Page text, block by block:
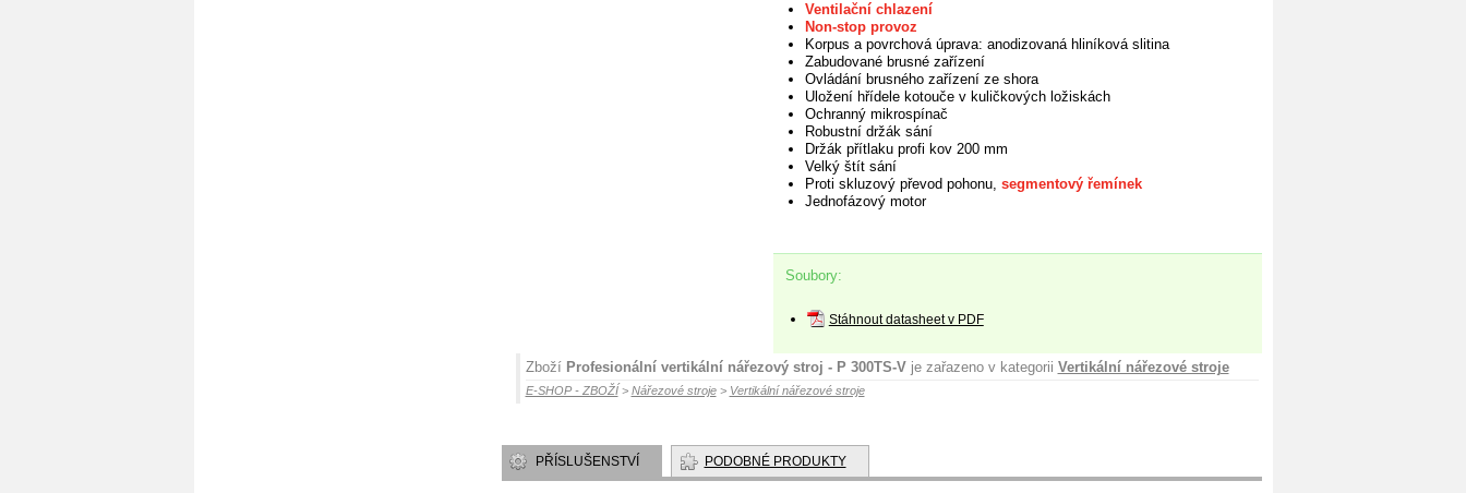
Ventilační chlazení
Non-stop provoz
Korpus a povrchová úprava: anodizovaná hliníková slitina
Zabudované brusné zařízení
Ovládání brusného zařízení ze shora
Uloženíhřídele kotouče v kuličkových ložiskách
Ochranný mikrospínač
Robustní držák sání
Držákpřítlaku profi kov 200 mm
Velký štít sání
Proti skluzový převod pohonu, segmentový řemínek
Jednofázový motor
Soubory:
Stáhnout datasheet v PDF
Zboží Profesionální vertikální nářezový stroj - P 300TS-Vje zařazeno v kategorii Vertikální nářezové stroje
E-SHOP - ZBOŽÍ> Nářezové stroje> Vertikální nářezové stroje
PŘÍSLUŠENSTVÍ PODOBNÉ PRODUKTY